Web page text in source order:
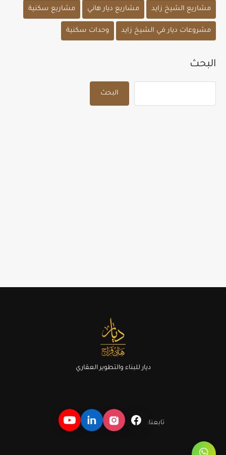
مشاريع الشيخ زايد مشاريع ديار هاني مشاريع سكنية
مشروعات ديار في الشيخ زايد وحدات سكنية
البحث
البحث
ديار للبناء والتطوير العقاري
تابعنا: